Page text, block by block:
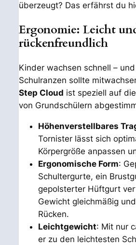
überzeugt? Das erfährst du
Ergonomie: Leicht
rückenfreundlich
Kinder wachsen schnell –
Schulranzen sollte
Step Cloud ist speziell auf
von Grundschülern
Höhenverstellbares
Tornister lässt sich
Körpergröße anpassen
Ergonomische Form:
Schultergurte, ein
gepolsterter Hüftgurt
Gewicht gleichmäßig
Rücken.
Leichtgewicht: Mit nur
er zu den leichtesten